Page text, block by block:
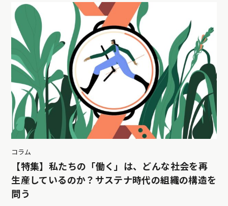
コラム
【特集】私たちの「働く」は、どんな社会を再
生産しているのか？サステナ時代の組織の構造を
問う